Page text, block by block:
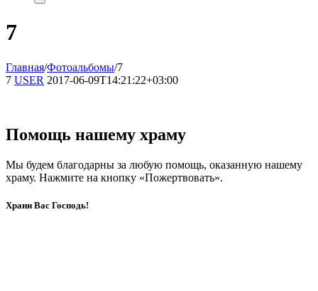
7
Главная/Фотоальбомы/7
7 USER 2017-06-09T14:21:22+03:00
Помощь нашему храму
Мы будем благодарны за любую помощь, оказанную нашему
храму. Нажмите на кнопку «Пожертвовать».
Храни Вас Господь!